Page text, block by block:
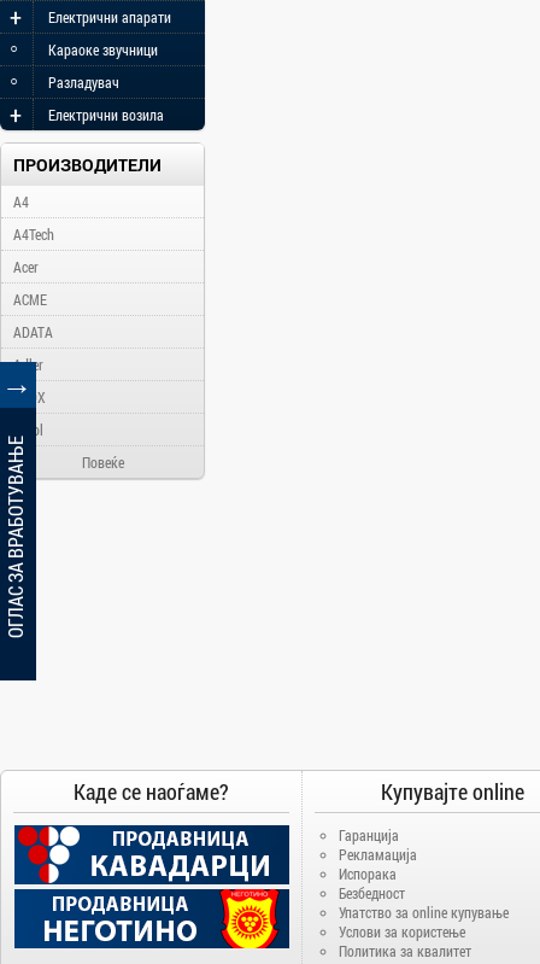
Електрични апарати
+
Караоке звучници
◦
Разладувач
◦
Електрични возила
+
ПРОИЗВОДИТЕЛИ
A4
A4Tech
Acer
ACME
ADATA
Adler
AFOX
Ainol
Alcatel
Allview
Aloha Day
AMD
AOC
Apache
Blackview
Bosch
Broadlink
Brother
Повеќе
ОГЛАС ЗА ВРАБОТУВАЊЕ
→
Каде се наоѓаме? Купувајте online
Гаранција
Рекламација
Испорака
Безбедност
Упатство за online купување
Услови за користење
Политика за квалитет